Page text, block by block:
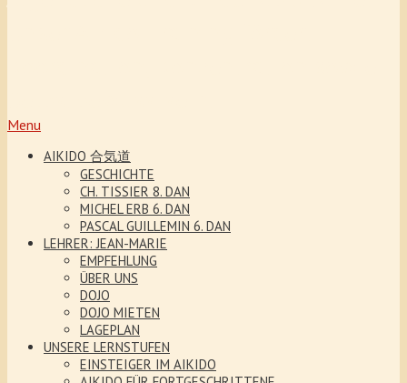
Menu
AIKIDO 合気道
GESCHICHTE
CH. TISSIER 8. DAN
MICHEL ERB 6. DAN
PASCAL GUILLEMIN 6. DAN
LEHRER: JEAN-MARIE
EMPFEHLUNG
ÜBER UNS
DOJO
DOJO MIETEN
LAGEPLAN
UNSERE LERNSTUFEN
EINSTEIGER IM AIKIDO